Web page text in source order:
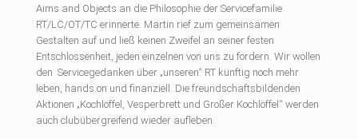
Aims and Objects an die Philosophie der Servicefamilie
RT/LC/OT/TC erinnerte. Martin rief zum gemeinsamen
Gestalten auf und ließ keinen Zweifel an seiner festen
Entschlossenheit, jeden einzelnen von uns zu fordern. Wir wollen
den Servicegedanken über „unseren“ RT künftig noch mehr
leben, hands on und finanziell. Die freundschaftsbildenden
Aktionen „Kochlöffel, Vesperbrett und Großer Kochlöffel“ werden
auch clubübergreifend wieder aufleben.